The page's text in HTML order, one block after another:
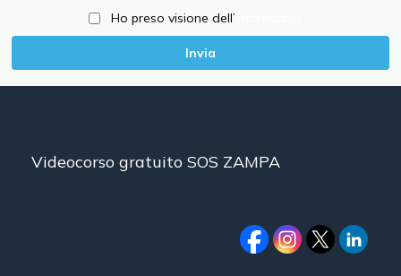
Ho preso visione dell’
Invia
Videocorso gratuito SOS ZAMPA